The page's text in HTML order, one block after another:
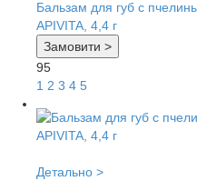
Бальзам для губ с
APIVITA, 4,4 г
Замовити >
95
1 2 3 4 5
Детально >